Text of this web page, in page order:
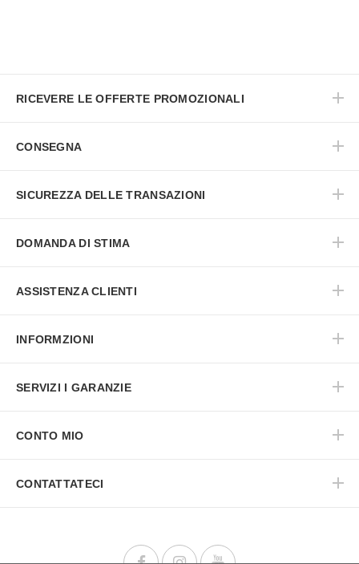
RICEVERE LE OFFERTE PROMOZIONALI
CONSEGNA
SICUREZZA DELLE TRANSAZIONI
DOMANDA DI STIMA
ASSISTENZA CLIENTI
INFORMZIONI
SERVIZI I GARANZIE
CONTO MIO
CONTATTATECI